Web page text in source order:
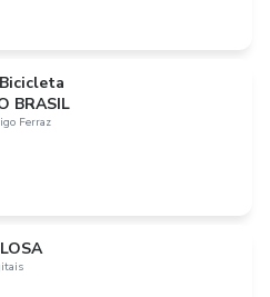
BRASIL
Ferraz